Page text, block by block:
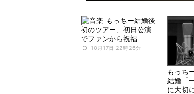
もっちー結婚後
初のツアー、初日公演
でファンから祝福
10月17日 22時26分
もっち
結婚「
に大切に